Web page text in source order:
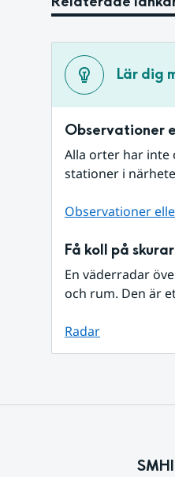
Lär dig
Observationer
Alla orter har inte
stationer i
Observationer
Få koll på
En väderradar
och rum. Den är
Radar